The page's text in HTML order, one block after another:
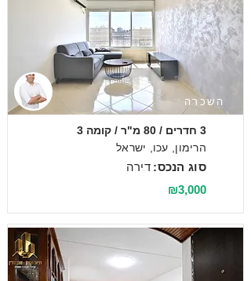
השכרה
3 חדרים / 80 מ"ר / קומה 3
הרימון, עכו, ישראל
דירה סוג הנכס:
₪3,000